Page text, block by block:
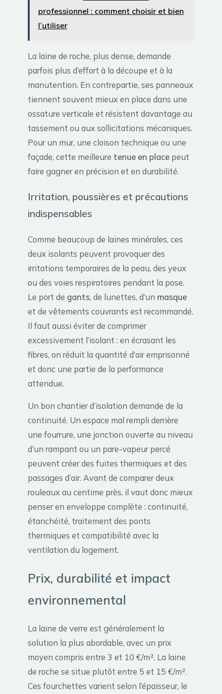
professionnel : comment choisir et bien
l’utiliser
La laine de roche, plus dense, demande
parfois plus d’effort à la découpe et à la
manutention. En contrepartie, ses panneaux
tiennent souvent mieux en place dans une
ossature verticale et résistent davantage au
tassement ou aux sollicitations mécaniques.
Pour un mur, une cloison technique ou une
façade, cette meilleure tenue en place peut
faire gagner en précision et en durabilité.
Irritation, poussières et précautions
indispensables
Comme beaucoup de laines minérales, ces
deux isolants peuvent provoquer des
irritations temporaires de la peau, des yeux
ou des voies respiratoires pendant la pose.
Le port de gants, de lunettes, d’un masque
et de vêtements couvrants est recommandé.
Il faut aussi éviter de comprimer
excessivement l’isolant : en écrasant les
fibres, on réduit la quantité d’air emprisonné
et donc une partie de la performance
attendue.
Un bon chantier d’isolation demande de la
continuité. Un espace mal rempli derrière
une fourrure, une jonction ouverte au niveau
d’un rampant ou un pare-vapeur percé
peuvent créer des fuites thermiques et des
passages d’air. Avant de comparer deux
rouleaux au centime près, il vaut donc mieux
penser en enveloppe complète : continuité,
étanchéité, traitement des ponts
thermiques et compatibilité avec la
ventilation du logement.
Prix, durabilité et impact
environnemental
La laine de verre est généralement la
solution la plus abordable, avec un prix
moyen compris entre 3 et 10 €/m². La laine
de roche se situe plutôt entre 5 et 15 €/m².
Ces fourchettes varient selon l’épaisseur, le